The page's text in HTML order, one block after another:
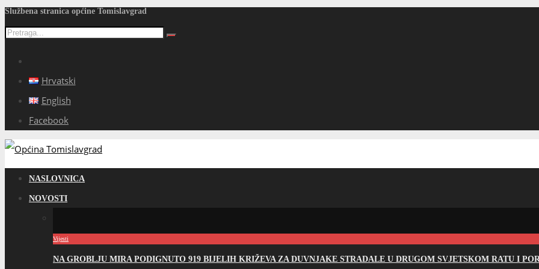
Službena stranica općine Tomislavgrad
Hrvatski
English
Facebook
NASLOVNICA
NOVOSTI
Vijesti
NA GROBLJU MIRA PODIGNUTO 919 BIJELIH KRIŽEVA ZA DUVNJAKE STRADALE U DRUGOM SVJETSKOM RATU I